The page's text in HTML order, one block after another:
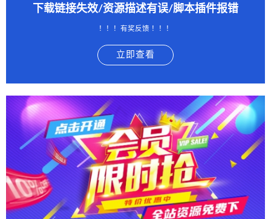
下载链接失效/资源描述有误/脚本插件报错
！！！有奖反馈 ！！！
立即查看